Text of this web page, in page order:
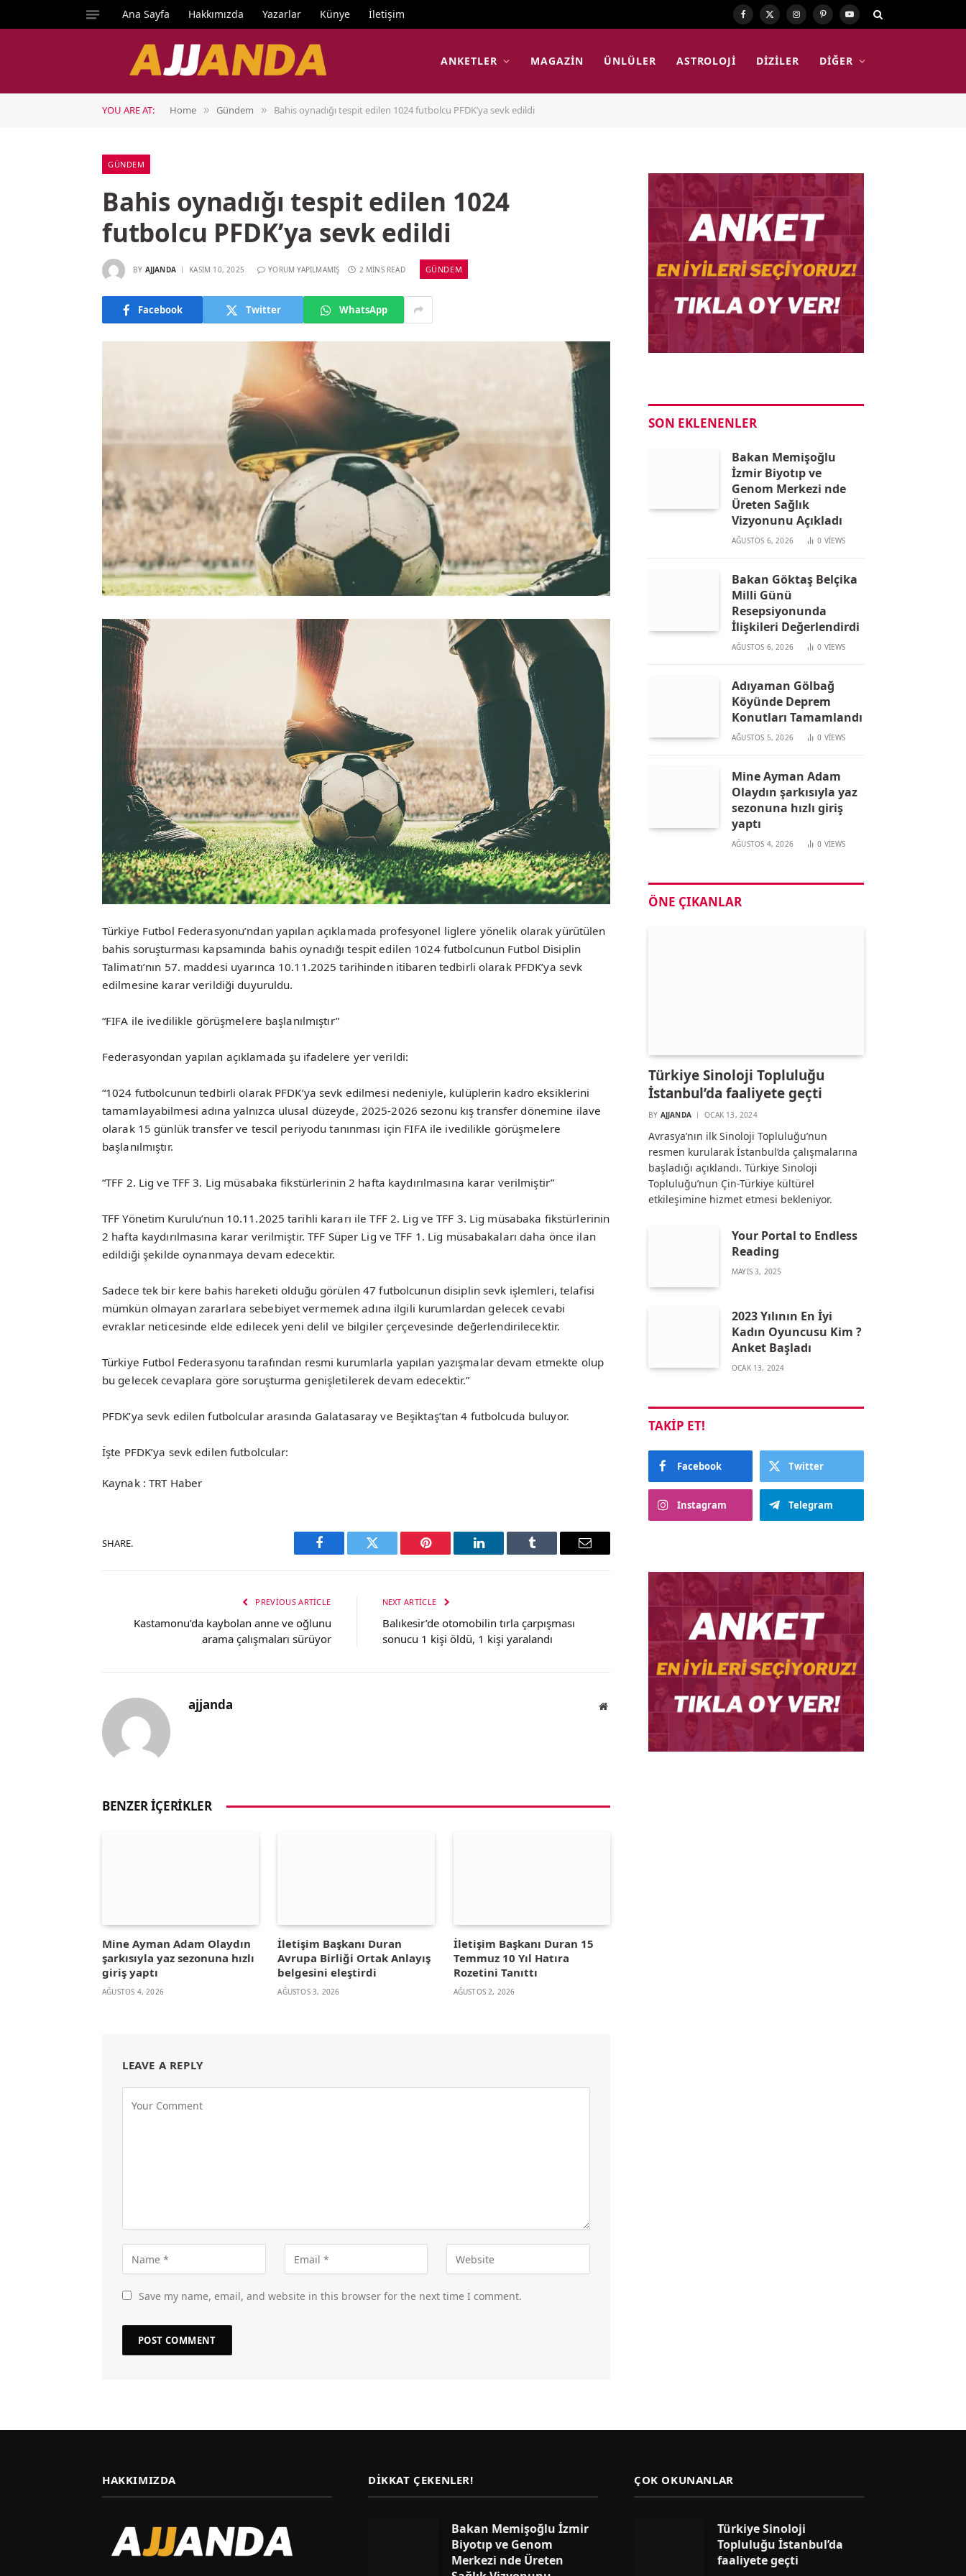
Ana Sayfa Hakkımızda Yazarlar Künye İletişim Facebook
X
Instagram
PinterestYouTube
ANKETLER MAGAZIN ÜNLÜLER ASTROLOJI DIZILER DIĞER
YOU ARE AT: Home » Gündem » Bahis oynadığı tespit edilen 1024 futbolcu PFDK’ya sevk edildi
GÜNDEM
Bahis oynadığı tespit edilen 1024
futbolcu PFDK’ya sevk edildi
BY AJJANDA KASIM 10, 2025 YORUM YAPILMAMIŞ 2 MINS READ GÜNDEM
Facebook Twitter WhatsApp
Türkiye Futbol Federasyonu’ndan yapılan açıklamada profesyonel liglere yönelik olarak yürütülen
bahis soruşturması kapsamında bahis oynadığı tespit edilen 1024 futbolcunun Futbol Disiplin
Talimatı’nın 57. maddesi uyarınca 10.11.2025 tarihinden itibaren tedbirli olarak PFDK’ya sevk
edilmesine karar verildiği duyuruldu.
“FIFA ile ivedilikle görüşmelere başlanılmıştır”
Federasyondan yapılan açıklamada şu ifadelere yer verildi:
“1024 futbolcunun tedbirli olarak PFDK’ya sevk edilmesi nedeniyle, kulüplerin kadro eksiklerini
tamamlayabilmesi adına yalnızca ulusal düzeyde, 2025-2026 sezonu kış transfer dönemine ilave
olarak 15 günlük transfer ve tescil periyodu tanınması için FIFA ile ivedilikle görüşmelere
başlanılmıştır.
“TFF 2. Lig ve TFF 3. Lig müsabaka fikstürlerinin 2 hafta kaydırılmasına karar verilmiştir”
TFF Yönetim Kurulu’nun 10.11.2025 tarihli kararı ile TFF 2. Lig ve TFF 3. Lig müsabaka fikstürlerinin
2 hafta kaydırılmasına karar verilmiştir. TFF Süper Lig ve TFF 1. Lig müsabakaları daha önce ilan
edildiği şekilde oynanmaya devam edecektir.
Sadece tek bir kere bahis hareketi olduğu görülen 47 futbolcunun disiplin sevk işlemleri, telafisi
mümkün olmayan zararlara sebebiyet vermemek adına ilgili kurumlardan gelecek cevabi
evraklar neticesinde elde edilecek yeni delil ve bilgiler çerçevesinde değerlendirilecektir.
Türkiye Futbol Federasyonu tarafından resmi kurumlarla yapılan yazışmalar devam etmekte olup
bu gelecek cevaplara göre soruşturma genişletilerek devam edecektir.”
PFDK’ya sevk edilen futbolcular arasında Galatasaray ve Beşiktaş’tan 4 futbolcuda buluyor.
İşte PFDK’ya sevk edilen futbolcular:
Kaynak : TRT Haber
SHARE.
Facebook Twitter Pinterest LinkedIn Tumblr Email
PREVIOUS ARTICLE
Kastamonu’da kaybolan anne ve oğlunu
arama çalışmaları sürüyor
NEXT ARTICLE
Balıkesir’de otomobilin tırla çarpışması
sonucu 1 kişi öldü, 1 kişi yaralandı
ajjanda Website
BENZER İÇERIKLER
Mine Ayman Adam Olaydın
şarkısıyla yaz sezonuna hızlı
giriş yaptı
AĞUSTOS 4, 2026
İletişim Başkanı Duran
Avrupa Birliği Ortak Anlayış
belgesini eleştirdi
AĞUSTOS 3, 2026
İletişim Başkanı Duran 15
Temmuz 10 Yıl Hatıra
Rozetini Tanıttı
AĞUSTOS 2, 2026
LEAVE A REPLY
Save my name, email, and website in this browser for the next time I comment.
SON EKLENENLER
Bakan Memişoğlu
İzmir Biyotıp ve
Genom Merkezi nde
Üreten Sağlık
Vizyonunu Açıkladı
AĞUSTOS 6, 2026 0 VIEWS
Bakan Göktaş Belçika
Milli Günü
Resepsiyonunda
İlişkileri Değerlendirdi
AĞUSTOS 6, 2026 0 VIEWS
Adıyaman Gölbağ
Köyünde Deprem
Konutları Tamamlandı
AĞUSTOS 5, 2026 0 VIEWS
Mine Ayman Adam
Olaydın şarkısıyla yaz
sezonuna hızlı giriş
yaptı
AĞUSTOS 4, 2026 0 VIEWS
ÖNE ÇIKANLAR
Türkiye Sinoloji Topluluğu
İstanbul’da faaliyete geçti
BY AJJANDA OCAK 13, 2024
Avrasya’nın ilk Sinoloji Topluluğu’nun
resmen kurularak İstanbul’da çalışmalarına
başladığı açıklandı. Türkiye Sinoloji
Topluluğu’nun Çin-Türkiye kültürel
etkileşimine hizmet etmesi bekleniyor.
Your Portal to Endless
Reading
MAYIS 3, 2025
2023 Yılının En İyi
Kadın Oyuncusu Kim ?
Anket Başladı
OCAK 13, 2024
TAKIP ET!
Facebook Twitter
Instagram Telegram
HAKKIMIZDA DIKKAT ÇEKENLER!
Bakan Memişoğlu İzmir
Biyotıp ve Genom
Merkezi nde Üreten
ÇOK OKUNANLAR
Türkiye Sinoloji
Topluluğu İstanbul’da
faaliyete geçti